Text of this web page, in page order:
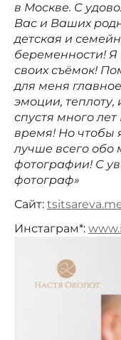
в Москве. С
Вас и Ваших
детская и
беременности!
своих съёмок!
для меня
эмоции, теплоту,
спустя много
время! Но чтобы
лучше всего обо
фотографии! С
фотограф»
Сайт:
Инстаграм*: